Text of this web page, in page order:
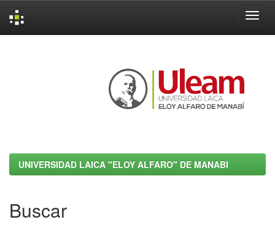
UNIVERSIDAD LAICA "ELOY ALFARO" DE MANABI
Buscar